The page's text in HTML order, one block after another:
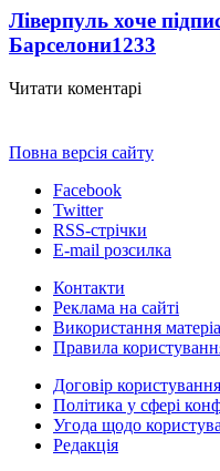
Ліверпуль хоче
Барселони1233
Читати коментарі
Повна версія сайту
Facebook
Twitter
RSS-стрічки
E-mail розсилка
Контакти
Реклама на сайті
Використання
Правила
Договір
Політика у сфері
Угода щодо
Редакція